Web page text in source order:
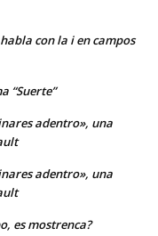
con la i en campos
“Suerte”
adentro», una
adentro», una
es mostrenca?